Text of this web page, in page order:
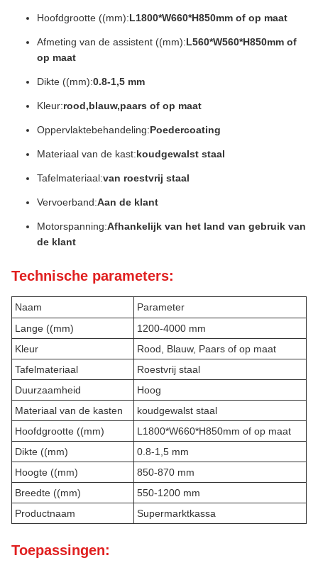
Hoofdgrootte ((mm):L1800*W660*H850mm of op maat
Afmeting van de assistent ((mm):L560*W560*H850mm of
op maat
Dikte ((mm):0.8-1,5 mm
Kleur:rood,blauw,paars of op maat
Oppervlaktebehandeling:Poedercoating
Materiaal van de kast:koudgewalst staal
Tafelmateriaal:van roestvrij staal
Vervoerband:Aan de klant
Motorspanning:Afhankelijk van het land van gebruik van
de klant
Technische parameters:
Naam
Parameter
Lange ((mm)
1200-4000 mm
Kleur
Rood, Blauw, Paars of op maat
Tafelmateriaal
Roestvrij staal
Duurzaamheid
Hoog
Materiaal van de kasten
koudgewalst staal
Hoofdgrootte ((mm)
L1800*W660*H850mm of op maat
Dikte ((mm)
0.8-1,5 mm
Hoogte ((mm)
850-870 mm
Breedte ((mm)
550-1200 mm
Productnaam
Supermarktkassa
Toepassingen: